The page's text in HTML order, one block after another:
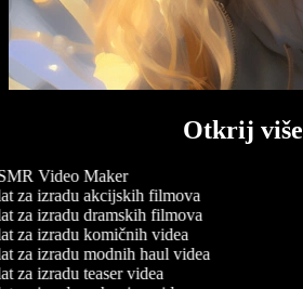
Otkrij više
Video Maker
za izradu akcijskih filmova
za izradu dramskih filmova
za izradu komičnih videa
za izradu modnih haul videa
za izradu teaser videa